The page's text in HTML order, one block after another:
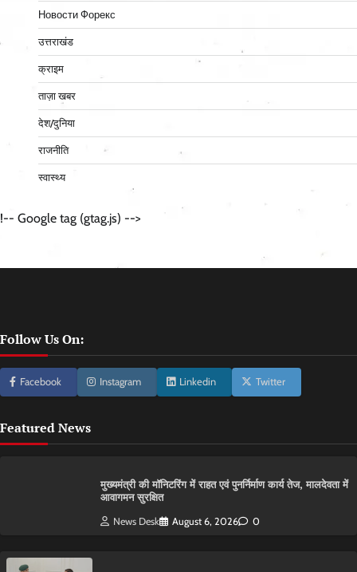
Новости Форекс
उत्तराखंड
क्राइम
ताज़ा खबर
देश/दुनिया
राजनीति
स्वास्थ्य
!-- Google tag (gtag.js) -->
Follow Us On:
Facebook Instagram Linkedin Twitter
Featured News
मुख्यमंत्री की मॉनिटरिंग में राहत एवं पुनर्निर्माण कार्य तेज, मालदेवता में
आवागमन सुरक्षित
News Desk August 6, 2026 0